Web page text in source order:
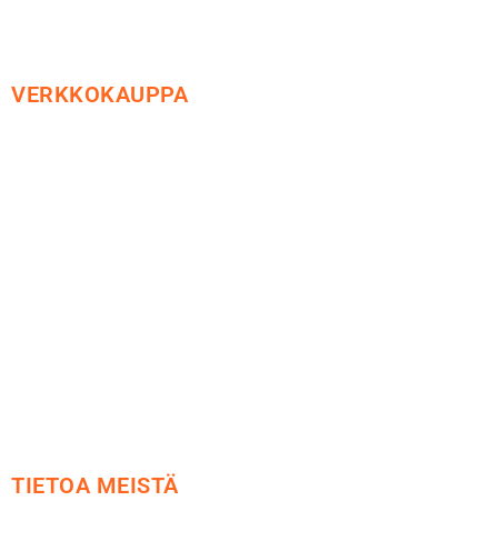
VERKKOKAUPPA
TIETOA MEISTÄ